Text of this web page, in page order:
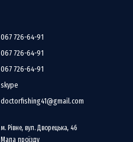
067 726-64-91
067 726-64-91
067 726-64-91
skype
doctorfishing41@gmail.com
м. Рівне, вул. Дворецька, 46
Мапа проїзду